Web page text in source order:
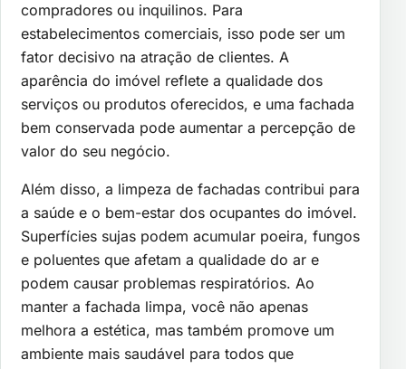
compradores ou inquilinos. Para
estabelecimentos comerciais, isso pode ser um
fator decisivo na atração de clientes. A
aparência do imóvel reflete a qualidade dos
serviços ou produtos oferecidos, e uma fachada
bem conservada pode aumentar a percepção de
valor do seu negócio.
Além disso, a limpeza de fachadas contribui para
a saúde e o bem-estar dos ocupantes do imóvel.
Superfícies sujas podem acumular poeira, fungos
e poluentes que afetam a qualidade do ar e
podem causar problemas respiratórios. Ao
manter a fachada limpa, você não apenas
melhora a estética, mas também promove um
ambiente mais saudável para todos que